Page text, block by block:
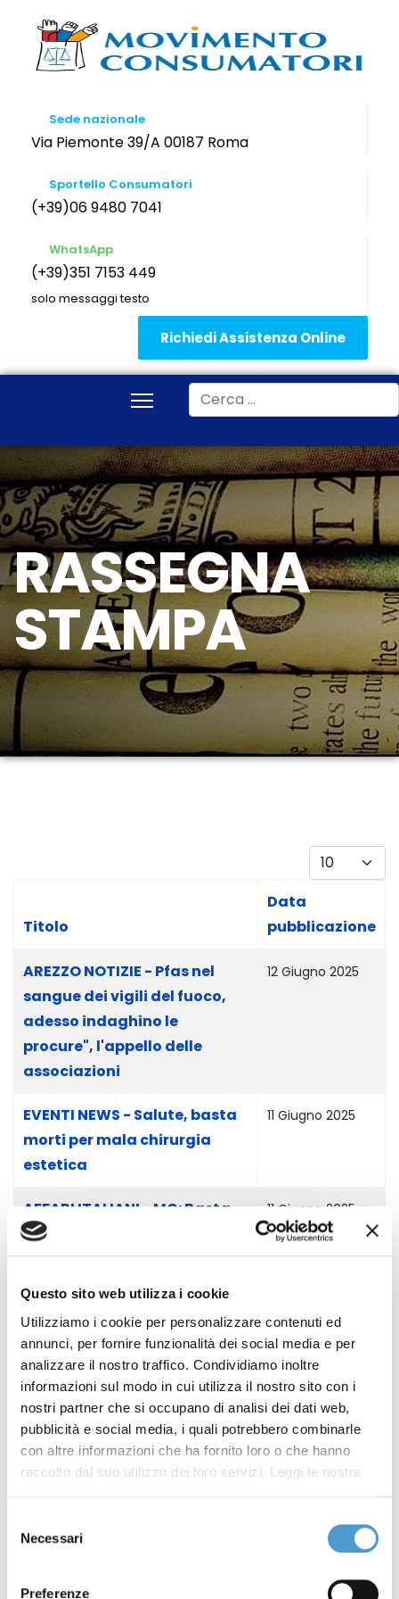
Questo sito web utilizza i cookie
Utilizziamo i cookie per personalizzare contenuti ed
annunci, per fornire funzionalità dei social media e per
analizzare il nostro traffico. Condividiamo inoltre
informazioni sul modo in cui utilizza il nostro sito con i
nostri partner che si occupano di analisi dei dati web,
pubblicità e social media, i quali potrebbero combinarle
con altre informazioni che ha fornito loro o che hanno
raccolto dal suo utilizzo dei loro servizi. Leggi le nostre
delNecessari
Preferenze
Sede nazionale
Via Piemonte 39/A 00187 Roma
Sportello Consumatori
(+39)06 9480 7041
WhatsApp
(+39)351 7153 449
solo messaggi testo
Richiedi Assistenza Online
Cerca
RASSEGNA
STAMPA
Visualizza #
Titolo
Data
pubblicazione
AREZZO NOTIZIE - Pfas nel
sangue dei vigili del fuoco,
adesso indaghino le
procure", l'appello delle
associazioni
12 Giugno 2025
EVENTI NEWS - Salute, basta
morti per mala chirurgia
estetica
11 Giugno 2025
AFFARI ITALIANI - MC: Basta
morti per mala chirurgia
estetica. Stop al Far West,
subito più sicurezza per i
11 Giugno 2025
IL SOLE 24 ORE - Aumento
delle class action: accordi e
risarcimenti sempre più
frequenti
17 Aprile 2025
IL SALVAGENTE - Airbag
14 Aprile 2025
Tribunale di Torino dichiara